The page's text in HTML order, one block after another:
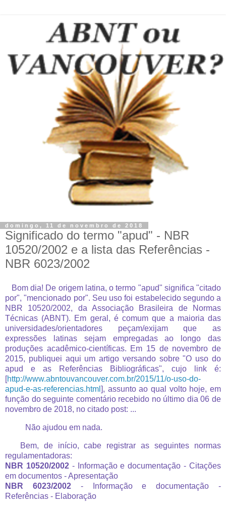
domingo, 11 de novembro de 2018
Significado do termo "apud" - NBR
10520/2002 e a lista das Referências -
NBR 6023/2002
Bom dia! De origem latina, o termo "apud" significa "citado
por", "mencionado por". Seu uso foi estabelecido segundo a
NBR 10520/2002, da Associação Brasileira de Normas
Técnicas (ABNT). Em geral, é comum que a maioria das
universidades/orientadores peçam/exijam que as
expressões latinas sejam empregadas ao longo das
produções acadêmico-científicas. Em 15 de novembro de
2015, publiquei aqui um artigo versando sobre "O uso do
apud e as Referências Bibliográficas", cujo link é:
[http://www.abntouvancouver.com.br/2015/11/o-uso-do-
apud-e-as-referencias.html ], assunto ao qual volto hoje, em
função do seguinte comentário recebido no último dia 06 de
novembro de 2018, no citado post: ...
Não ajudou em nada.
Bem, de início, cabe registrar as seguintes normas
regulamentadoras:
NBR 10520/2002- Informação e documentação - Citações
em documentos - Apresentação
NBR 6023/2002 - Informação e documentação -
Referências - Elaboração